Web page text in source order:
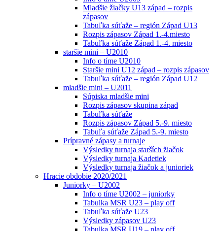
Mladšie žiačky U13 západ – rozpis
zápasov
Tabuľka súťaže – región Západ U13
Rozpis zápasov Západ 1.-4.miesto
Tabuľka súťaže Západ 1.-4. miesto
staršie mini – U2010
Info o tíme U2010
Staršie mini U12 západ – rozpis zápasov
Tabuľka súťaže – región Západ U12
mladšie mini – U2011
Súpiska mladšie mini
Rozpis zápasov skupina západ
Tabuľka súťaže
Rozpis zápasov Západ 5.-9. miesto
Tabuľa súťaže Západ 5.-9. miesto
Prípravné zápasy a turnaje
Výsledky turnaja starších žiačok
Výsledky turnaja Kadetiek
Výsledky turnaja žiačok a junioriek
Hracie obdobie 2020/2021
Juniorky – U2002
Info o tíme U2002 – juniorky
Tabulka MSR U23 – play off
Tabuľka súťaže U23
Výsledky zápasov U23
Tabulka MSR U19 – play off